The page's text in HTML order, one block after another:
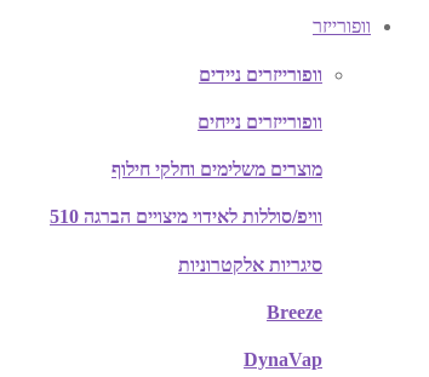
וופורייזר
וופורייזרים ניידים
וופורייזרים נייחים
מוצרים משלימים וחלקי חילוף
וויפ/סוללות לאידוי מיצויים הברגה 510
סיגריות אלקטרוניות
Breeze
DynaVap